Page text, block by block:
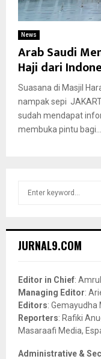
News
Arab Saudi
Haji dari
Suasana di Masjil
nampak sepi
sudah mendapat
membuka pintu bagi...
h
o
r
:
JURNAL9.COM
Editor in Chief:
Managing Editor:
Editors: Gemayudha
Reporters: Rafiki
Masaraafi Media,
Administrative &